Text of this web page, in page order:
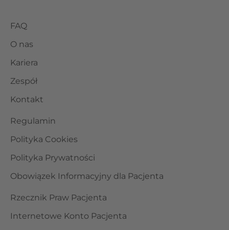
FAQ
O nas
Kariera
Zespół
Kontakt
Regulamin
Polityka Cookies
Polityka Prywatności
Obowiązek Informacyjny dla Pacjenta
Rzecznik Praw Pacjenta
Internetowe Konto Pacjenta